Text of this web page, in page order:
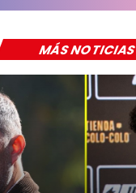
MÁS NOTICIAS